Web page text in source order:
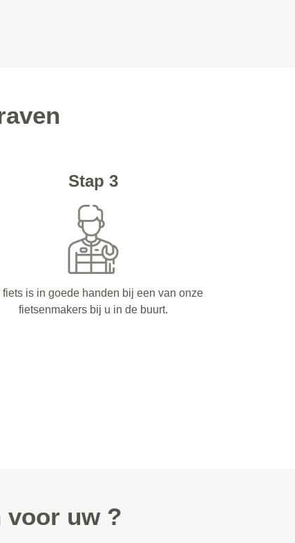
Stap 3
fiets is in goede handen bij een van onze
fietsenmakers bij u in de buurt.
voor uw ?